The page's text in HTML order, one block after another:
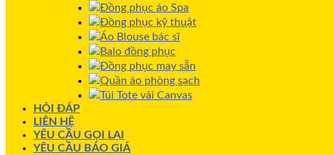
Đồng phục áo Spa
Đồng phục kỹ thuật
Áo Blouse bác sĩ
Balo đồng phục
Đồng phục may sẵn
Quần áo phòng sạch
Túi Tote vải Canvas
HỎI ĐÁP
LIÊN HỆ
YÊU CẦU GỌI LẠI
YÊU CẦU BÁO GIÁ